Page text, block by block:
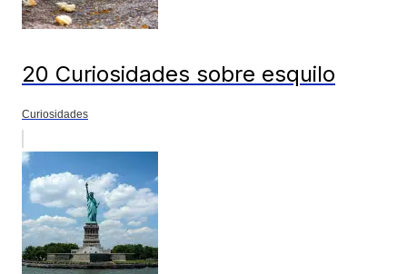
20 Curiosidades sobre esquilo
Curiosidades